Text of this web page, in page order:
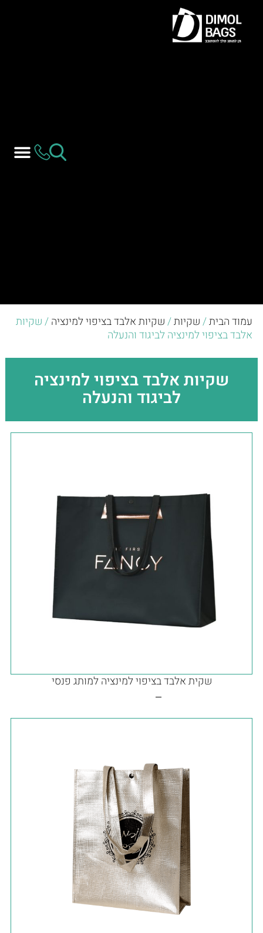
עמוד הבית/שקיות/שקיות אלבד בציפוי למינציה/ שקיות
אלבד בציפוי למינציה לביגוד והנעלה
שקיות אלבד בציפוי למינציה
לביגוד והנעלה
שקית אלבד בציפוי למינציה למותג פנסי